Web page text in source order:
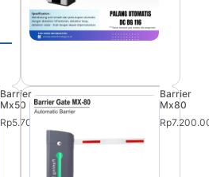
Barrier
Mx50
Rp5.700.000
Barrier
Mx80